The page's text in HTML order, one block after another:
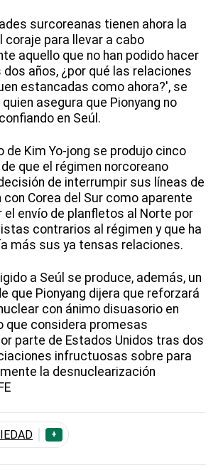
surcoreanas tienen ahora la
coraje para llevar a cabo
aquello que no han podido hacer
años, ¿por qué las relaciones
estancadas como ahora?', se
asegura que Pionyang no
en Seúl.
de Kim Yo-jong se produjo cinco
que el régimen norcoreano
de interrumpir sus líneas de
Corea del Sur como aparente
envío de planfletos al Norte por
contrarios al régimen y que ha
más sus ya tensas relaciones.
a Seúl se produce, además, un
que Pionyang dijera que reforzará
con ánimo disuasorio en
que considera promesas
parte de Estados Unidos tras dos
infructuosas sobre para
la desnuclearización
+